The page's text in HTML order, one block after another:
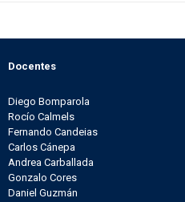
Docentes
Diego Bomparola
Rocío Calmels
Fernando Candeias
Carlos Cánepa
Andrea Carballada
Gonzalo Cores
Daniel Guzmán